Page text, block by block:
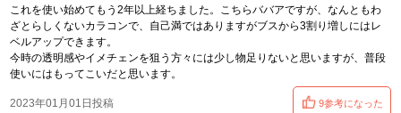
これを使い始めてもう2年以上経ちました。こちらババアですが、なんともわ
ざとらしくないカラコンで、自己満ではありますがブスから3割り増しにはレ
ベルアップできます。
今時の透明感やイメチェンを狙う方々には少し物足りないと思いますが、普段
使いにはもってこいだと思います。
2023年01月01日投稿 9参考になった